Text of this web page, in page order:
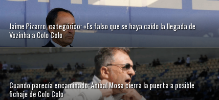
Jaime Pizarro, categórico: «Es falso que se haya caído la llegada de
Vozinha a Colo Colo
Cuando parecía encaminado: Aníbal Mosa cierra la puerta a posible
fichaje de Colo Colo